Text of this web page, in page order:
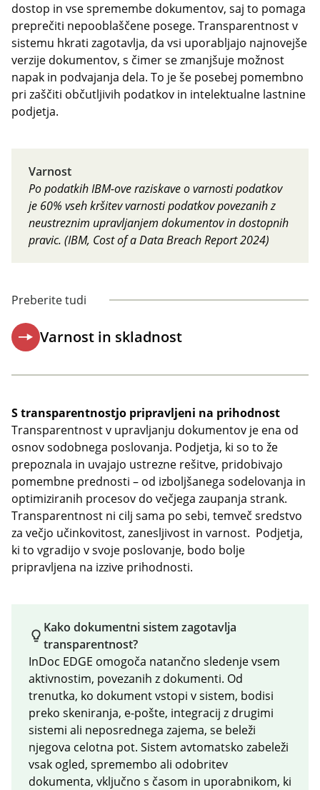
dostop in vse spremembe dokumentov, saj to pomaga
preprečiti nepooblaščene posege. Transparentnost v
sistemu hkrati zagotavlja, da vsi uporabljajo najnovejše
verzije dokumentov, s čimer se zmanjšuje možnost
napak in podvajanja dela. To je še posebej pomembno
pri zaščiti občutljivih podatkov in intelektualne lastnine
podjetja.
Varnost
Po podatkih IBM-ove raziskave o varnosti podatkov
je 60% vseh kršitev varnosti podatkov povezanih z
neustreznim upravljanjem dokumentov in dostopnih
pravic. (IBM, Cost of a Data Breach Report 2024)
Preberite tudi
Varnost in skladnost
S transparentnostjo pripravljeni na prihodnost
Transparentnost v upravljanju dokumentov je ena od
osnov sodobnega poslovanja. Podjetja, ki so to že
prepoznala in uvajajo ustrezne rešitve, pridobivajo
pomembne prednosti – od izboljšanega sodelovanja in
optimiziranih procesov do večjega zaupanja strank.
Transparentnost ni cilj sama po sebi, temveč sredstvo
za večjo učinkovitost, zanesljivost in varnost. Podjetja,
ki to vgradijo v svoje poslovanje, bodo bolje
pripravljena na izzive prihodnosti.
Kako dokumentni sistem zagotavlja
transparentnost?
InDoc EDGE omogoča natančno sledenje vsem
aktivnostim, povezanih z dokumenti. Od
trenutka, ko dokument vstopi v sistem, bodisi
preko skeniranja, e-pošte, integracij z drugimi
sistemi ali neposrednega zajema, se beleži
njegova celotna pot. Sistem avtomatsko zabeleži
vsak ogled, spremembo ali odobritev
dokumenta, vključno s časom in uporabnikom, ki